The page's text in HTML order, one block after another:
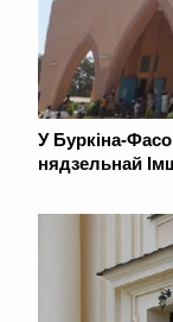
У Буркіна-
нядзельнай